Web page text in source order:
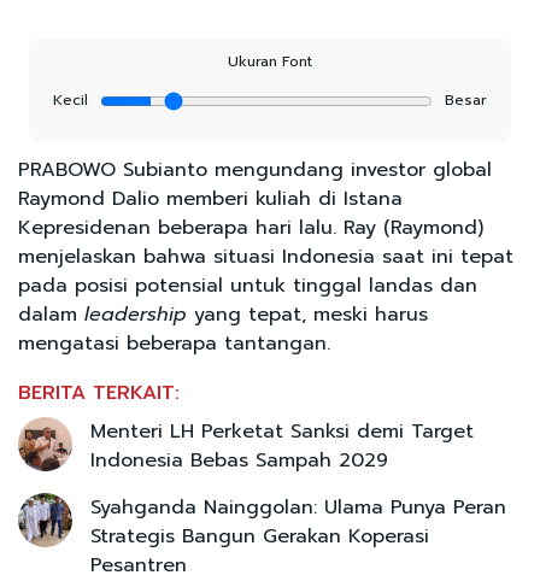
Ukuran Font
Kecil
Besar
PRABOWO Subianto mengundang investor global
Raymond Dalio memberi kuliah di Istana
Kepresidenan beberapa hari lalu. Ray (Raymond)
menjelaskan bahwa situasi Indonesia saat ini tepat
pada posisi potensial untuk tinggal landas dan
dalam leadership yang tepat, meski harus
mengatasi beberapa tantangan.
BERITA TERKAIT:
Menteri LH Perketat Sanksi demi Target
Indonesia Bebas Sampah 2029
Syahganda Nainggolan: Ulama Punya Peran
Strategis Bangun Gerakan Koperasi
Pesantren